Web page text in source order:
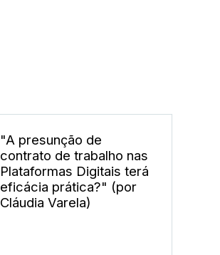
"A presunção de
contrato de trabalho nas
Plataformas Digitais terá
eficácia prática?" (por
Cláudia Varela)